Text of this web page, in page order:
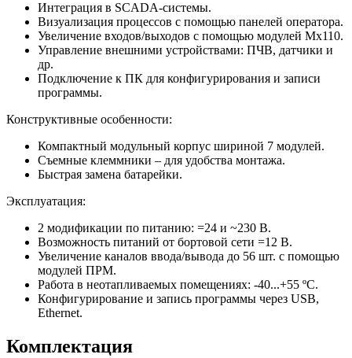
Интеграция в SCADA-системы.
Визуализация процессов с помощью панелей оператора.
Увеличение входов/выходов с помощью модулей Мх110.
Управление внешними устройствами: ПЧВ, датчики и
др.
Подключение к ПК для конфигурирования и записи
программы.
Конструктивные особенности:
Компактный модульный корпус шириной 7 модулей.
Съемные клеммники – для удобства монтажа.
Быстрая замена батарейки.
Эксплуатация:
2 модификации по питанию: =24 и ~230 В.
Возможность питаний от бортовой сети =12 В.
Увеличение каналов ввода/вывода до 56 шт. с помощью
модулей ПРМ.
Работа в неотапливаемых помещениях: -40...+55 ºС.
Конфигурирование и запись программы через USB,
Ethernet.
Комплектация